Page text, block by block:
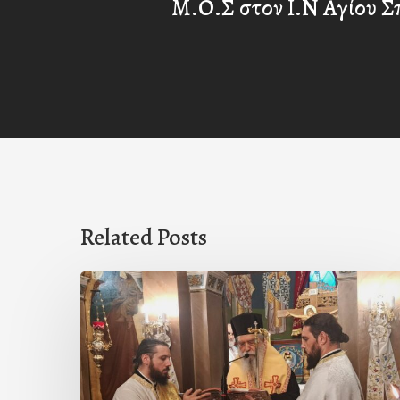
Μ.Ο.Σ στον Ι.Ν Αγίου
Related Posts
Ιερά
Παράκληση
στον
Ι.Ν.